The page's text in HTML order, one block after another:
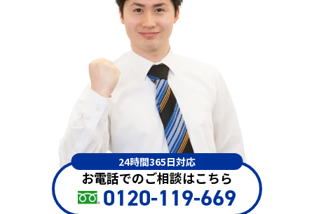
24時間365日対応
お電話でのご相談はこちら
0120-119-669